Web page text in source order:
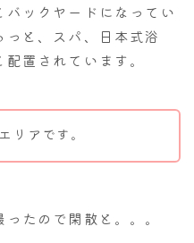
ックヤードになってい
と、スパ、日本式浴
置されています。
リアです。
たので閑散と。。。